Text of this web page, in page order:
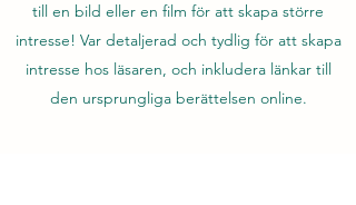
till en bild eller en film för att skapa större
intresse! Var detaljerad och tydlig för att skapa
intresse hos läsaren, och inkludera länkar till
den ursprungliga berättelsen online.